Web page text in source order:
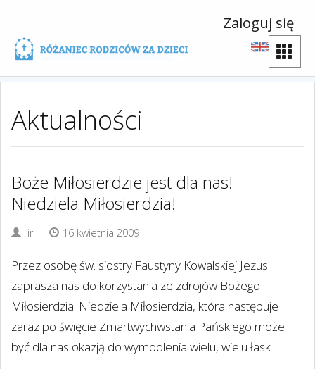
Zaloguj się
Aktualności
Boże Miłosierdzie jest dla nas!
Niedziela Miłosierdzia!
ir 16 kwietnia 2009
Przez osobę św. siostry Faustyny Kowalskiej Jezus
zaprasza nas do korzystania ze zdrojów Bożego
Miłosierdzia! Niedziela Miłosierdzia, która następuje
zaraz po święcie Zmartwychwstania Pańskiego może
być dla nas okazją do wymodlenia wielu, wielu łask.